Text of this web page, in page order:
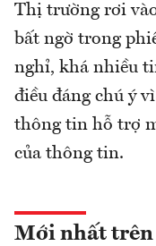
Thị trường rơi
bất ngờ trong
nghỉ, khá nhiều
điều đáng chú ý
thông tin hỗ trợ
của thông tin.
Mới nhất trên